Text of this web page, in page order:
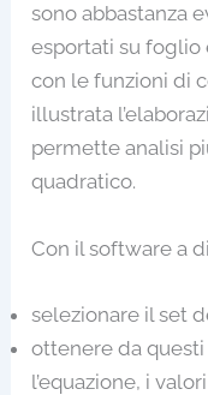
sono abbastanza
esportati su
con le funzioni di
illustrata
permette analisi
quadratico.
Con il software a
selezionare il set
ottenere da questi
l’equazione, i